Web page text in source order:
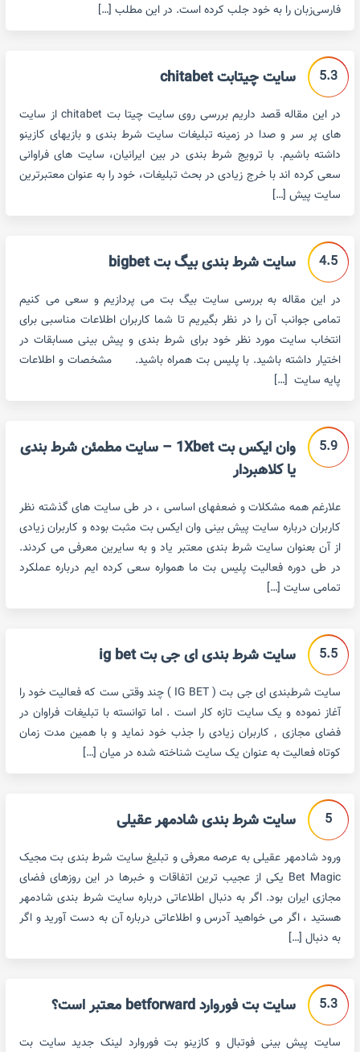
فارسی‌زبان را به خود جلب کرده است. در این مطلب […]
5.3 سایت چیتابت chitabet
در این مقاله قصد داریم بررسی روی سایت چیتا بت chitabet از سایت
های پر سر و صدا در زمینه تبلیغات سایت شرط بندی و بازیهای کازینو
داشته باشیم. با ترویج شرط بندی در بین ایرانیان، سایت های فراوانی
سعی کرده اند با خرج زیادی در بحث تبلیغات، خود را به عنوان معتبرترین
سایت پیش […]
4.5 سایت شرط بندی بیگ بت bigbet
در این مقاله به بررسی سایت بیگ بت می پردازیم و سعی می کنیم
تمامی جوانب آن را در نظر بگیریم تا شما کاربران اطلاعات مناسبی برای
انتخاب سایت مورد نظر خود برای شرط بندی و پیش بینی مسابقات در
اختیار داشته باشید. با پلیس بت همراه باشید. مشخصات و اطلاعات
پایه سایت […]
5.9
وان ایکس بت 1Xbet – سایت مطمئن شرط بندی
یا کلاهبردار
علارغم همه مشکلات و ضعفهای اساسی ، در طی سایت های گذشته نظر
کاربران درباره سایت پیش بینی وان ایکس بت مثبت بوده و کاربران زیادی
از آن بعنوان سایت شرط بندی معتبر یاد و به سایرین معرفی می کردند.
در طی دوره فعالیت پلیس بت ما همواره سعی کرده ایم درباره عملکرد
تمامی سایت […]
5.5 سایت شرط بندی ای جی بت ig bet
سایت شرطبندی ای جی بت ( IG BET ) چند وقتی ست که فعالیت خود را
آغاز نموده و یک سایت تازه کار است . اما توانسته با تبلیغات فراوان در
فضای مجازی ٬ کاربران زیادی را جذب خود نماید و با همین مدت زمان
کوتاه فعالیت به عنوان یک سایت شناخته شده در میان […]
5 سایت شرط بندی شادمهر عقیلی
ورود شادمهر عقیلی به عرصه معرفی و تبلیغ سایت شرط بندی بت مجیک
Bet Magic یکی از عجیب ترین اتفاقات و خبرها در این روزهای فضای
مجازی ایران بود. اگر به دنبال اطلاعاتی درباره سایت شرط بندی شادمهر
هستید ، اگر می خواهید آدرس و اطلاعاتی درباره آن به دست آورید و اگر
به دنبال […]
5.3 سایت بت فوروارد betforward معتبر است؟
سایت پیش بینی فوتبال و کازینو بت فوروارد لینک جدید سایت بت